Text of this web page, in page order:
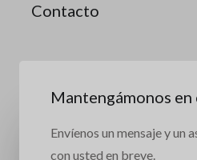
Contacto
Mantengámonos
Envíenos un mensaje y un
con usted en breve.